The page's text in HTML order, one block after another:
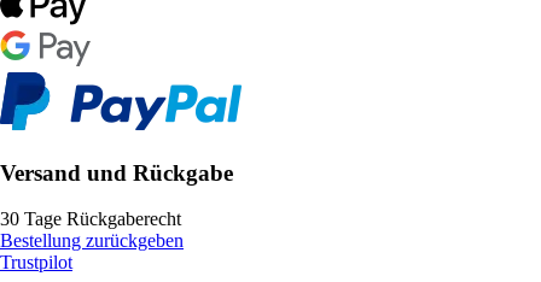
Versand und Rückgabe
30 Tage Rückgaberecht
Bestellung zurückgeben
Trustpilot